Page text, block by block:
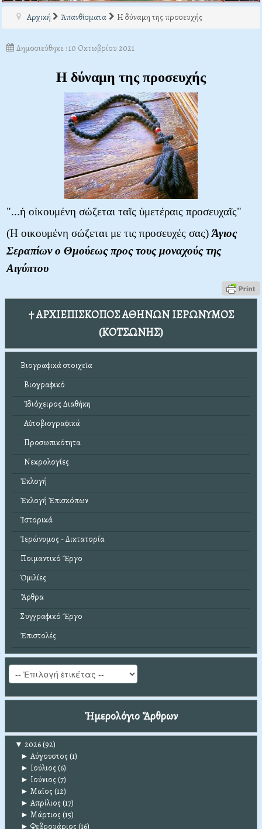
Αρχική Ἀπανθίσματα Η δύναμη της προσευχής
Δημοσιεύθηκε : 10 Οκτωβρίου 2021
Η δύναμη της προσευχής
"...ἡ οἰκουμένη σώζεται ταῖς ὑμετέραις προσευχαῖς"
(Η οικουμένη σώζεται με τις προσευχές σας)Άγιος
Σεραπίων ο Θμούεως προς τους μοναχούς της
Αιγύπτου
† ΑΡΧΙΕΠΙΣΚΟΠΟΣ ΑΘΗΝΩΝ ΙΕΡΩΝΥΜΟΣ
(ΚΟΤΣΩΝΗΣ)
Βιογραφικά στοιχεῖα
Βιογραφικό
Ἰδιόχειρος Διαθήκη
Αὐτοβιογραφικά
Προσωπικότητα
Νεκρολογίες
Ἐκλογή
Ἐκλογή Ἐπισκόπων
Ἱστορικά
Ἱερώνυμος - Δικτατορία
Ποιμαντικό Ἔργο
Ὁμιλίες
Ἄρθρα
Συγγραφικό Ἔργο
Ἐπιστολές
Ἡμερολόγιο Ἄρθρων
▼ 2026(92)
► Αύγουστος (1)
► Ιούλιος (6)
► Ιούνιος (7)
► Μαϊος (12)
► Απρίλιος (17)
► Μάρτιος (15)
► Φεβρουάριος (16)